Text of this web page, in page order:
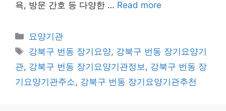
욕, 방문 간호 등 다양한 … Read more
Categories
요양기관
Tags
강북구 번동 장기요양, 강북구 번동 장기요양기
관, 강북구 번동 장기요양기관정보 , 강북구 번동 장
기요양기관주소, 강북구 번동 장기요양기관추천